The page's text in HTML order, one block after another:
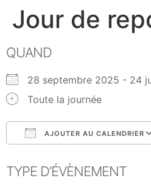
Jour de
QUAND
28 septembre 2025 - 24
Toute la journée
AJOUTER AU CALENDRIER
TYPE D’ÉVÈNEMENT